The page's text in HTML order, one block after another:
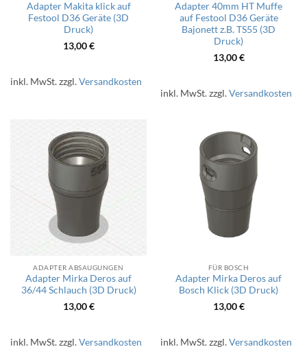
Adapter Makita klick auf
Festool D36 Geräte (3D
Druck)
13,00€
inkl. MwSt.zzgl.Versandkosten
Adapter 40mm HT Muffe
auf Festool D36 Geräte
Bajonett z.B. TS55 (3D
Druck)
13,00€
inkl. MwSt.zzgl.Versandkosten
ADAPTER ABSAUGUNGEN
Adapter Mirka Deros auf
36/44 Schlauch (3D Druck)
13,00€
inkl. MwSt.zzgl.Versandkosten
FÜR BOSCH
Adapter Mirka Deros auf
Bosch Klick (3D Druck)
13,00€
inkl. MwSt.zzgl.Versandkosten